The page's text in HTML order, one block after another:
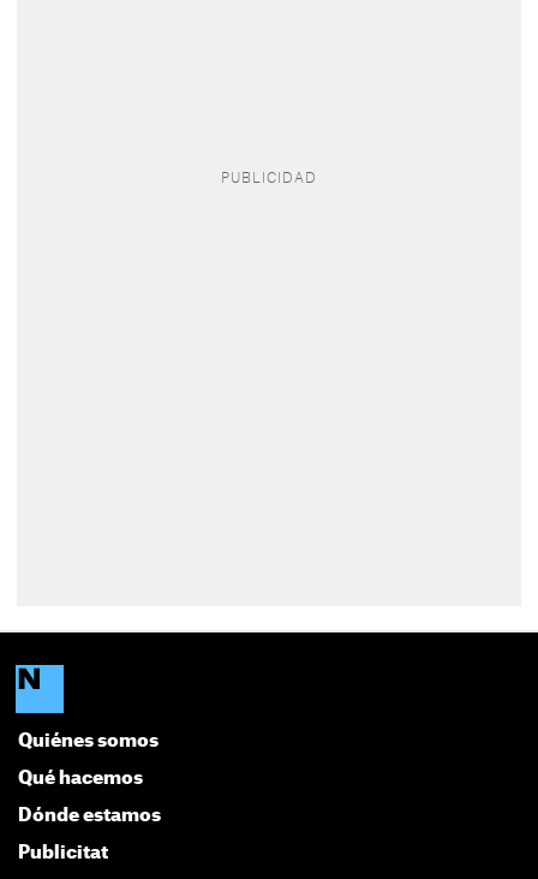
Quiénes somos
Qué hacemos
Dónde estamos
Publicitat